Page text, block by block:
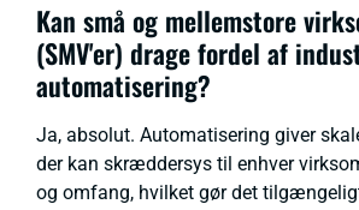
Kan små og mellemstore
(SMV'er) drage fordel af
automatisering?
Ja, absolut. Automatisering giver
der kan skræddersys til enhver
og omfang, hvilket gør det